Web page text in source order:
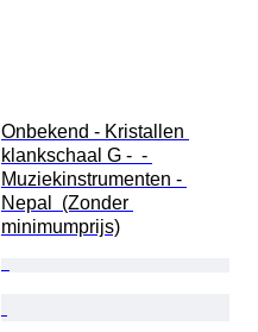
Onbekend - Kristallen
klankschaal G -  -
Muziekinstrumenten -
Nepal  (Zonder
minimumprijs)